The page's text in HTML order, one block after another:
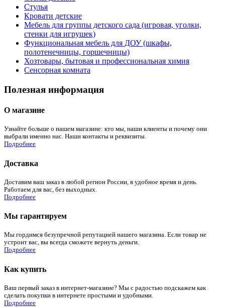
Стулья
Кровати детские
Мебель для группы детского сада (игровая, уголки,
стенки для игрушек)
Функциональная мебель для ДОУ (шкафы,
полотенечницы, горшечницы)
Хозтовары, бытовая и профессиональная химия
Сенсорная комната
Полезная информация
О магазине
Узнайте больше о нашем магазине: кто мы, наши клиенты и почему они
выбрали именно нас. Наши контакты и реквизиты.
Подробнее
Доставка
Доставим ваш заказ в любой регион России, в удобное время и день.
Работаем для вас, без выходных.
Подробнее
Мы гарантируем
Мы гордимся безупречной репутацией нашего магазина. Если товар не
устроит вас, вы всегда сможете вернуть деньги.
Подробнее
Как купить
Ваш первый заказ в интернет-магазине? Мы с радостью подскажем как
сделать покупки в интернете простыми и удобными.
Подробнее